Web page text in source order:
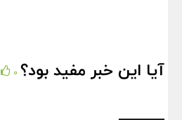
آیا این خبر مفید بود؟ 0